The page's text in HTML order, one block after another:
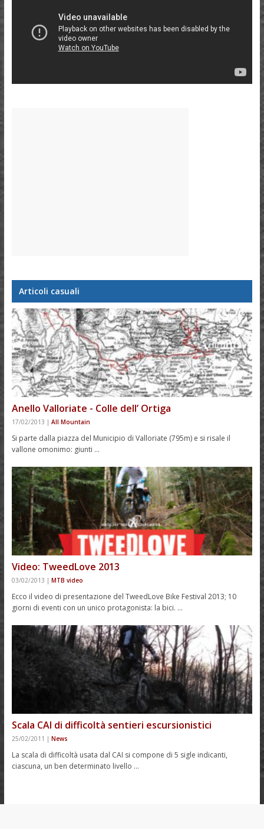
Articoli casuali
Anello Valloriate - Colle dell’ Ortiga
17/02/2013 | All Mountain
Si parte dalla piazza del Municipio di Valloriate (795m) e si risale il
vallone omonimo: giunti …
Video: TweedLove 2013
03/02/2013 | MTB video
Ecco il video di presentazione del TweedLove Bike Festival 2013; 10
giorni di eventi con un unico protagonista: la bici. …
Scala CAI di difficoltà sentieri escursionistici
25/02/2011 | News
La scala di difficoltà usata dal CAI si compone di 5 sigle indicanti,
ciascuna, un ben determinato livello …